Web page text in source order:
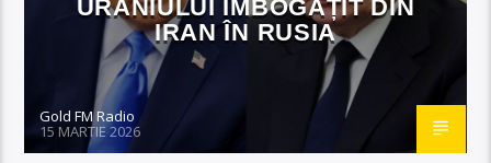
URANIULUI ÎMBOGĂȚIT DIN
IRAN ÎN RUSIA
Gold FM Radio
15 MARTIE 2026